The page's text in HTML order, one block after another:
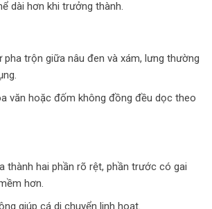
dài hơn khi trưởng thành.
pha trộn giữa nâu đen và xám, lưng thường
văn hoặc đốm không đồng đều dọc theo
thành hai phần rõ rệt, phần trước có gai
hơn.
giúp cá di chuyển linh hoạt.